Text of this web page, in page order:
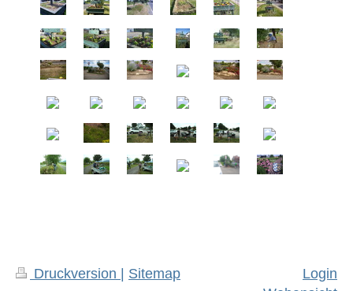
Druckversion | Sitemap
Login